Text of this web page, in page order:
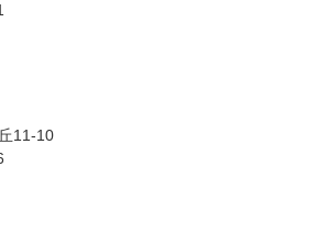
11-10